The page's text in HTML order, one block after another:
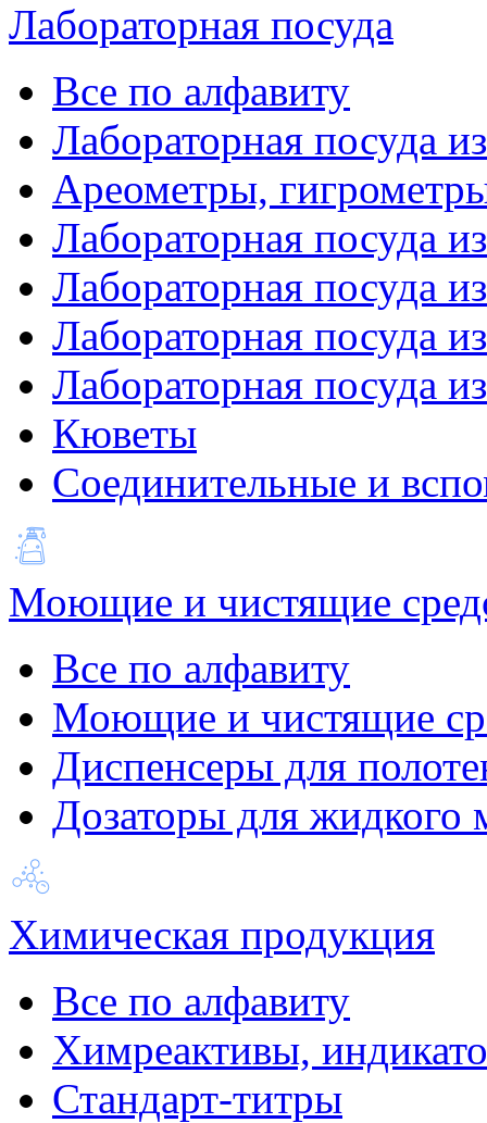
Лабораторная посуда
Все по алфавиту
Лабораторная посуда
Ареометры,
Лабораторная посуда
Лабораторная посуда
Лабораторная посуда
Лабораторная посуда
Кюветы
Соединительные и
Моющие и чистящие
Все по алфавиту
Моющие и чистящие
Диспенсеры для
Дозаторы для жидкого
Химическая продукция
Все по алфавиту
Химреактивы,
Стандарт-титры